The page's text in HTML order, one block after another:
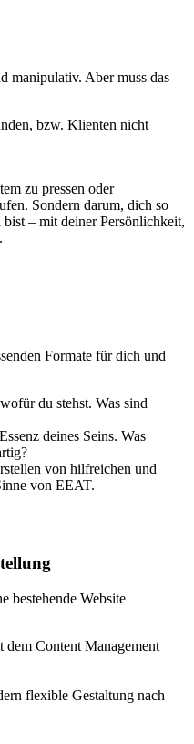
manipulativ. Aber muss das
bzw. Klienten nicht
zu pressen oder
Sondern darum, dich so
– mit deiner Persönlichkeit,
Formate für dich und
du stehst. Was sind
deines Seins. Was
von hilfreichen und
von EEAT.
bestehende Website
dem Content Management
flexible Gestaltung nach